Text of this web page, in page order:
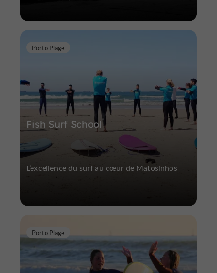
Fish Surf School
Porto Plage
L’excellence du surf au cœur de Matosinhos
Porto Plage